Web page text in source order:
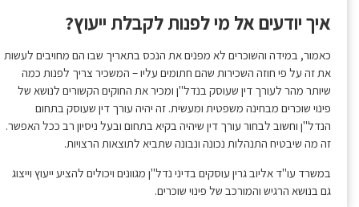
איך יודעים אל מי לפנות לקבלת ייעוץ?
כאמור, במידה והשוכרים לא מפנים את הנכס בתאריך שבו הם מחויבים לעשות
את זה על פי חוזה השכירות שהם חתומים עליו – המשכיר צריך לפנות כמה
שיותר מהר לעורך דין שעוסק בנדל"ן ומכיר את החוקים הקשורים לנושא של
פינוי שוכרים מבחינה משפטית ומעשית. זה יהיה עורך דין שעוסק בתחום
הנדל"ן וחשוב לבחור עורך דין שיהיה בקיא בתחום ובעל ניסיון רב ככל האפשר.
זה מה שיבטיח התנהלות נכונה ונבונה שתביא לתוצאות הרצויות.
במשרד עו"ד אליוב גרין עוסקים בדיני נדל"ן מגוונים ויכולים להציע ייעוץ וייצוג
גם בנושא הרגיש והמורכב של פינוי שוכרים.